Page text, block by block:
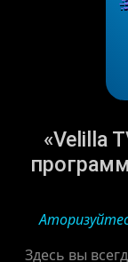
«Velilla
Здесь вы